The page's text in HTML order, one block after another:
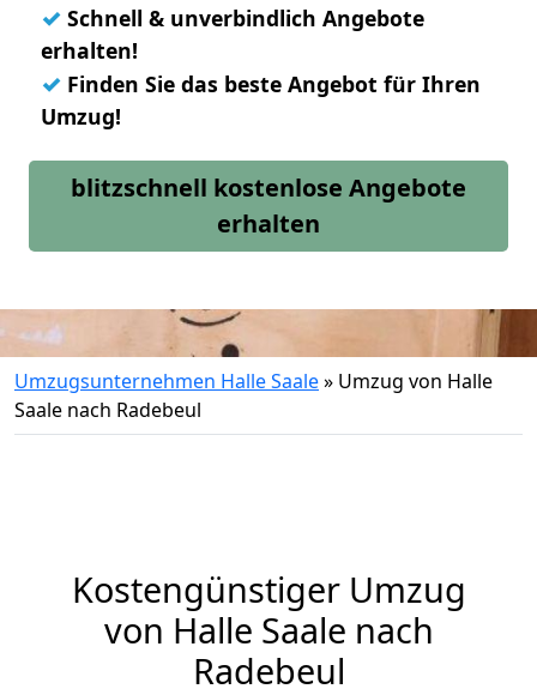
✓ Schnell & unverbindlich Angebote
erhalten!
✓ Finden Sie das beste Angebot für Ihren
Umzug!
blitzschnell kostenlose Angebote
erhalten
Umzugsunternehmen Halle Saale» Umzug von Halle
Saale nach Radebeul
Kostengünstiger Umzug
von Halle Saale nach
Radebeul